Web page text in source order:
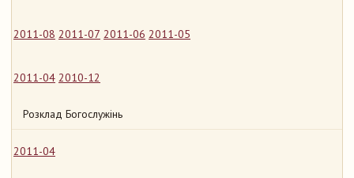
2011-08 2011-07 2011-06 2011-05
2011-04 2010-12
Розклад Богослужінь
2011-04